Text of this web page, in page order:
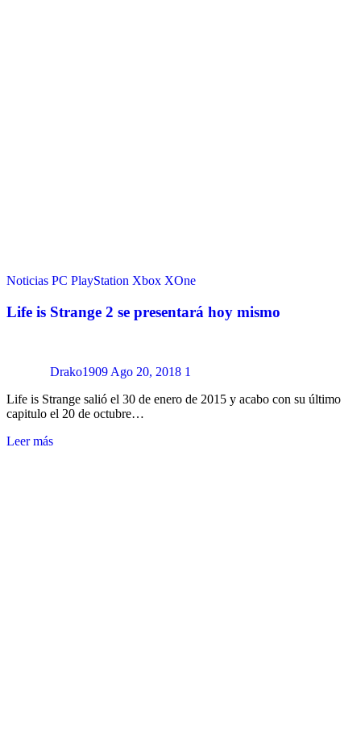
Noticias PC PlayStation Xbox XOne
Life is Strange 2 se presentará hoy mismo
Drako1909Ago 20, 2018 1
Life is Strange salió el 30 de enero de 2015 y acabo con su último
capitulo el 20 de octubre…
Leer más